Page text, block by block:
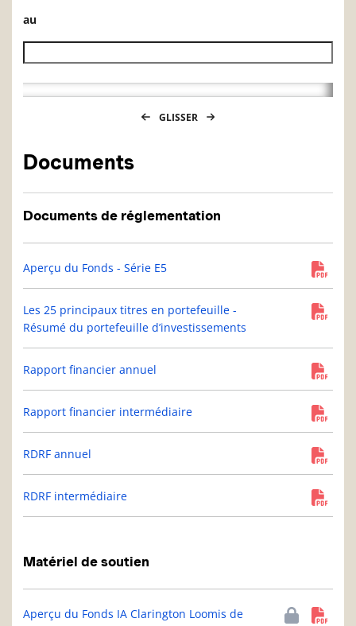
au
Date de fin de l’historique des VL
GLISSER
Documents
Documents de réglementation
Aperçu du Fonds - Série E5
Les 25 principaux titres en portefeuille -
Résumé du portefeuille d’investissements
Rapport financier annuel
Rapport financier intermédiaire
RDRF annuel
RDRF intermédiaire
Matériel de soutien
Aperçu du Fonds IA Clarington Loomis de